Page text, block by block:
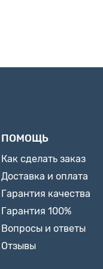
ПОМОЩЬ
Как сделать заказ
Доставка и оплата
Гарантия качества
Гарантия 100%
Вопросы и ответы
Отзывы